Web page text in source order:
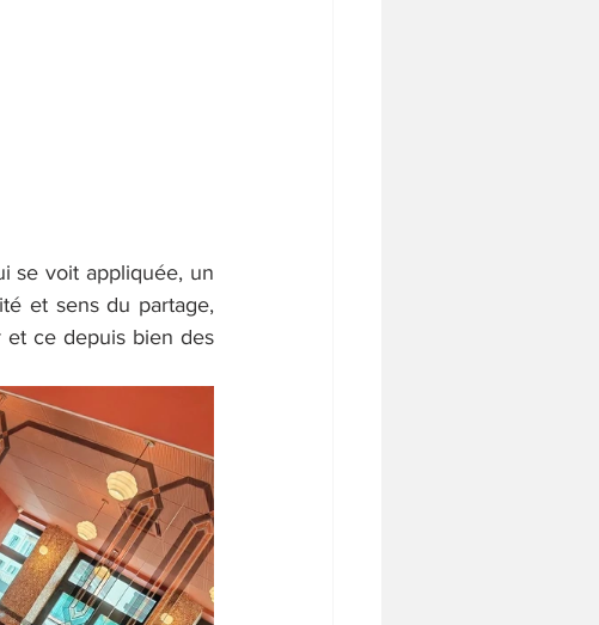
se voit appliquée, un
et sens du partage,
et ce depuis bien des